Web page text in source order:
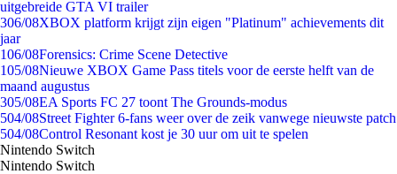
uitgebreide GTA VI trailer
306/08XBOX platform krijgt zijn eigen "Platinum" achievements dit
jaar
106/08Forensics: Crime Scene Detective
105/08Nieuwe XBOX Game Pass titels voor de eerste helft van de
maand augustus
305/08EA Sports FC 27 toont The Grounds-modus
504/08Street Fighter 6-fans weer over de zeik vanwege nieuwste patch
504/08Control Resonant kost je 30 uur om uit te spelen
Nintendo Switch
Nintendo Switch